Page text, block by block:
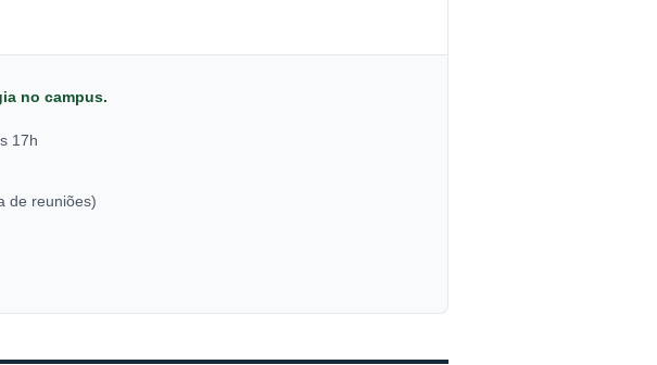
no campus.
17h
de reuniões)